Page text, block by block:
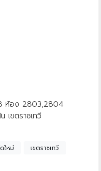
ห้อง 2803,2804
เขตราชเทวี
ใหม่ เขตราชเทวี